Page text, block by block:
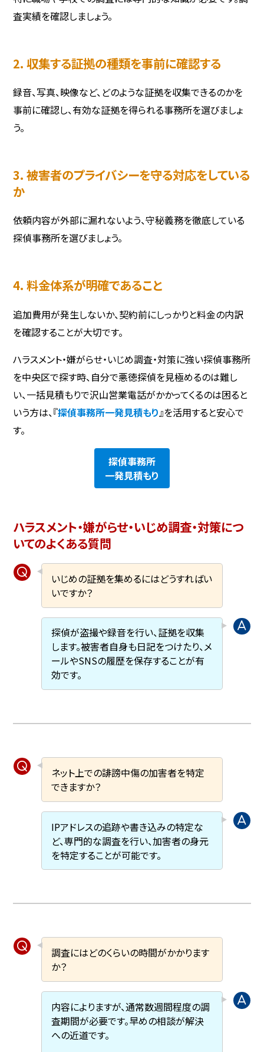
査実績を確認しましょう。
2. 収集する証拠の種類を事前に確認する
録音、写真、映像など、どのような証拠を収集できるのかを
事前に確認し、有効な証拠を得られる事務所を選びましょ
う。
3. 被害者のプライバシーを守る対応をしている
か
依頼内容が外部に漏れないよう、守秘義務を徹底している
探偵事務所を選びましょう。
4. 料金体系が明確であること
追加費用が発生しないか、契約前にしっかりと料金の内訳
を確認することが大切です。
ハラスメント・嫌がらせ・いじめ調査・対策に強い探偵事務所
を中央区で探す時、自分で悪徳探偵を見極めるのは難し
い、一括見積もりで沢山営業電話がかかってくるのは困ると
いう方は、『探偵事務所一発見積もり 』を活用すると安心で
す。
探偵事務所
一発見積もり
ハラスメント・嫌がらせ・いじめ調査・対策につ
いてのよくある質問
いじめの証拠を集めるにはどうすればい
いですか？
探偵が盗撮や録音を行い、証拠を収集
します。被害者自身も日記をつけたり、メ
ールやSNSの履歴を保存することが有
効です。
ネット上での誹謗中傷の加害者を特定
できますか？
IPアドレスの追跡や書き込みの特定な
ど、専門的な調査を行い、加害者の身元
を特定することが可能です。
調査にはどのくらいの時間がかかります
か？
内容によりますが、通常数週間程度の調
査期間が必要です。早めの相談が解決
への近道です。